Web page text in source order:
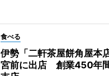
食べる
伊勢「二軒茶屋餅角屋本
宮前に出店 創業450年